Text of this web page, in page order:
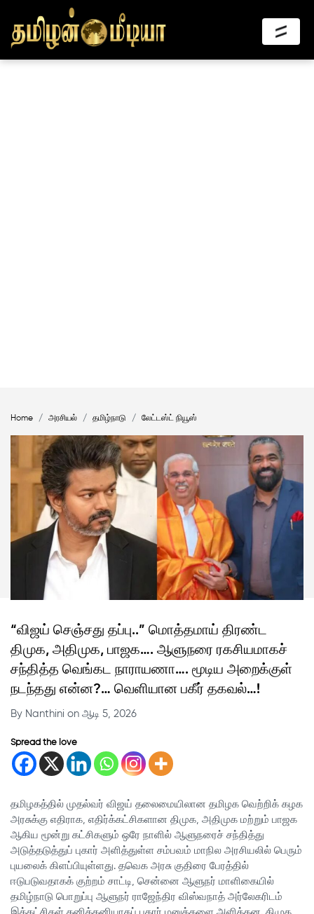
Home அரசியல் தமிழ்நாடு லேட்டஸ்ட் நியூஸ்
“விஜய் செஞ்சது தப்பு..” மொத்தமாய் திரண்ட
திமுக, அதிமுக, பாஜக…. ஆளுநரை ரகசியமாகச்
சந்தித்த வெங்கட நாராயணா…. மூடிய அறைக்குள்
நடந்தது என்ன?… வெளியான பகீர் தகவல்…!
By Nanthini on ஆடி 5, 2026
Spread the love
தமிழகத்தில் முதல்வர் விஜய் தலைமையிலான தமிழக வெற்றிக் கழக
அரசுக்கு எதிராக, எதிர்க்கட்சிகளான திமுக, அதிமுக மற்றும் பாஜக
ஆகிய மூன்று கட்சிகளும் ஒரே நாளில் ஆளுநரைச் சந்தித்து
அடுத்தடுத்துப் புகார் அளித்துள்ள சம்பவம் மாநில அரசியலில் பெரும்
புயலைக் கிளப்பியுள்ளது. தவெக அரசு குதிரை பேரத்தில்
ஈடுபடுவதாகக் குற்றம் சாட்டி, சென்னை ஆளுநர் மாளிகையில்
தமிழ்நாடு பொறுப்பு ஆளுநர் ராஜேந்திர விஸ்வநாத் அர்லேகரிடம்